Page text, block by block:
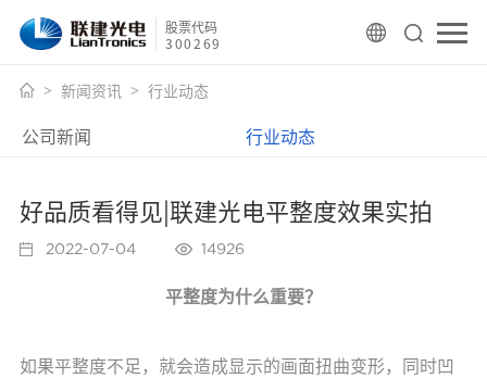
股票代码
300269
新闻资讯 行业动态
公司新闻 行业动态
好品质看得见|联建光电平整度效果实拍
2022-07-04 14926
平整度为什么重要？
如果平整度不足，就会造成显示的画面扭曲变形，同时凹